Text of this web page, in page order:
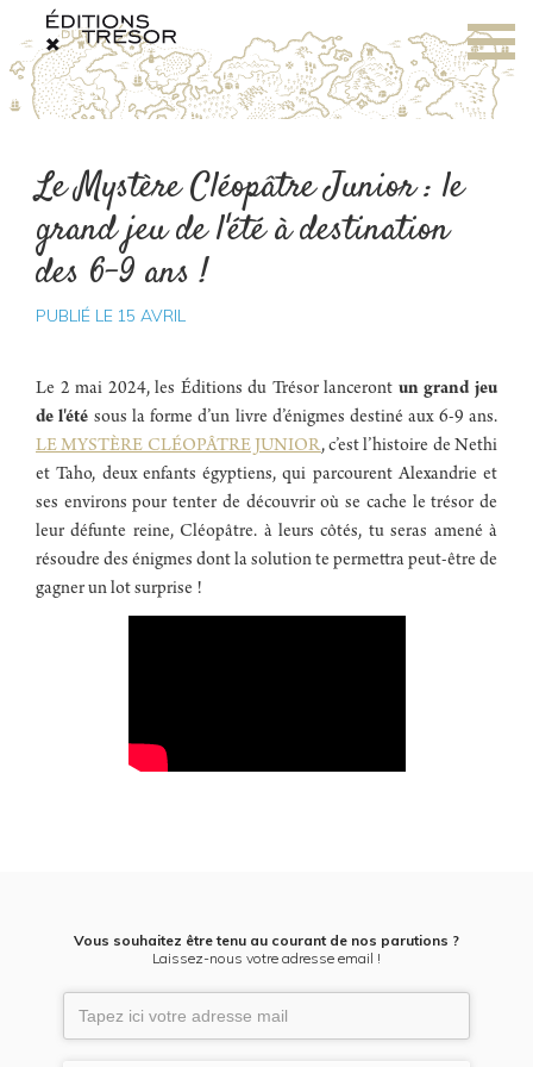
Le Mystère Cléopâtre Junior : le
grand jeu de l'été à destination
des 6-9 ans !
PUBLIÉ LE 15 AVRIL
Le 2 mai 2024, les Éditions du Trésor lanceront un grand jeu
de l'été sous la forme d’un livre d’énigmes destiné aux 6-9 ans.
LE MYSTÈRE CLÉOPÂTRE JUNIOR, c’est l’histoire de Nethi
et Taho, deux enfants égyptiens, qui parcourent Alexandrie et
ses environs pour tenter de découvrir où se cache le trésor de
leur défunte reine, Cléopâtre. à leurs côtés, tu seras amené à
résoudre des énigmes dont la solution te permettra peut-être de
gagner un lot surprise !
Vous souhaitez être tenu au courant de nos parutions ?
Laissez-nous votre adresse email !